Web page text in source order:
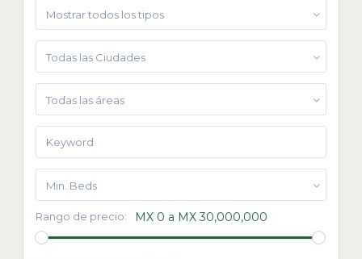
Mostrar todos los tipos
Todas las Ciudades
Todas las áreas
Min. Beds
Rango de precio: MX 0 a MX 30,000,000